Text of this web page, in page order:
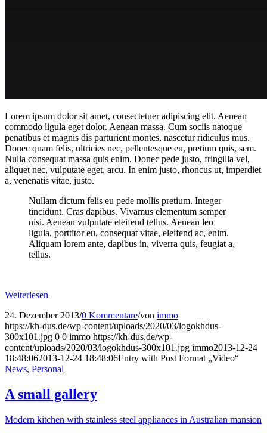
Lorem ipsum dolor sit amet, consectetuer adipiscing elit. Aenean
commodo ligula eget dolor. Aenean massa. Cum sociis natoque
penatibus et magnis dis parturient montes, nascetur ridiculus mus.
Donec quam felis, ultricies nec, pellentesque eu, pretium quis, sem.
Nulla consequat massa quis enim. Donec pede justo, fringilla vel,
aliquet nec, vulputate eget, arcu. In enim justo, rhoncus ut, imperdiet
a, venenatis vitae, justo.
Nullam dictum felis eu pede mollis pretium. Integer
tincidunt. Cras dapibus. Vivamus elementum semper
nisi. Aenean vulputate eleifend tellus. Aenean leo
ligula, porttitor eu, consequat vitae, eleifend ac, enim.
Aliquam lorem ante, dapibus in, viverra quis, feugiat a,
tellus.
Weiterlesen
24. Dezember 2013/0 Kommentare/von immo
https://kh-dus.de/wp-content/uploads/2020/03/logokhdus-
300x101.jpg 0 0 immo https://kh-dus.de/wp-
content/uploads/2020/03/logokhdus-300x101.jpg immo2013-12-24
18:48:062013-12-24 18:48:06Entry with Post Format „Video“
News, Personal
A small gallery
Modern kitchen with stainless steel appliances in Australian mansion